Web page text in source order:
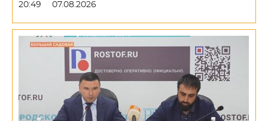
20:49 07.08.2026